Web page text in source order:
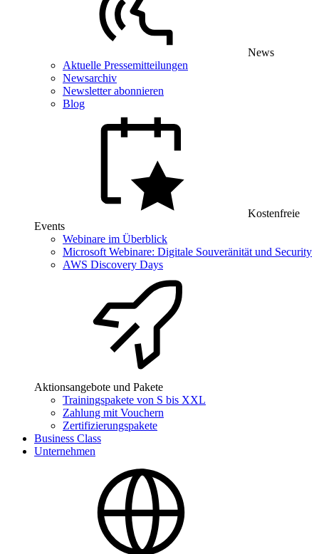
News
Aktuelle Pressemitteilungen
Newsarchiv
Newsletter abonnieren
Blog
Kostenfreie
Events
Webinare im Überblick
Microsoft Webinare: Digitale Souveränität und Security
AWS Discovery Days
Aktionsangebote und Pakete
Trainingspakete von S bis XXL
Zahlung mit Vouchern
Zertifizierungspakete
Business Class
Unternehmen